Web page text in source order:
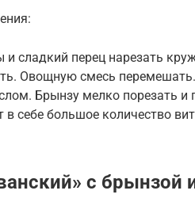
сладкий перец нарезать
Овощную смесь
Брынзу мелко порезать и
себе большое количество
с брынзой